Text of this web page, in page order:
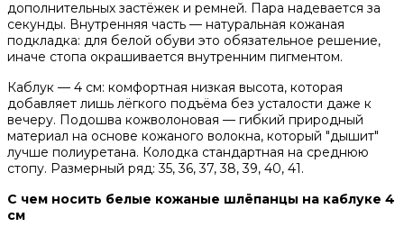
дополнительных застёжек и ремней. Пара надевается за
секунды. Внутренняя часть — натуральная кожаная
подкладка: для белой обуви это обязательное решение,
иначе стопа окрашивается внутренним пигментом.
Каблук — 4 см: комфортная низкая высота, которая
добавляет лишь лёгкого подъёма без усталости даже к
вечеру. Подошва кожволоновая — гибкий природный
материал на основе кожаного волокна, который "дышит"
лучше полиуретана. Колодка стандартная на среднюю
стопу. Размерный ряд: 35, 36, 37, 38, 39, 40, 41.
С чем носить белые кожаные шлёпанцы на каблуке 4
см